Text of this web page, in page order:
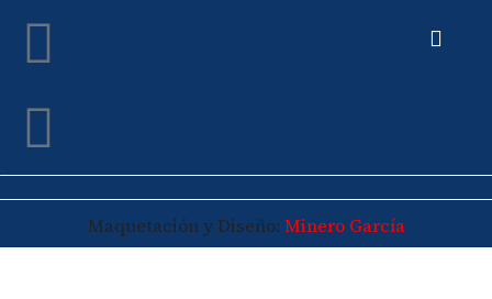
Facebook
Instagram
Maquetación y Diseño: Minero García